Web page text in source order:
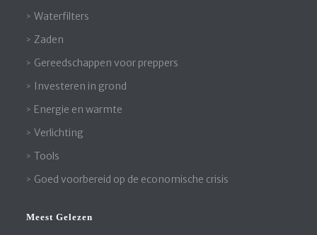
Waterfilters
Zaden
Gereedschappen voor preppers
Investeren in grond
Energie en warmte
Verlichting
Tools
Goed voorbereid op de economische crisis
Meest Gelezen